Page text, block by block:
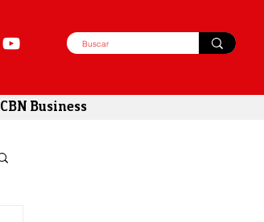
CBN Business